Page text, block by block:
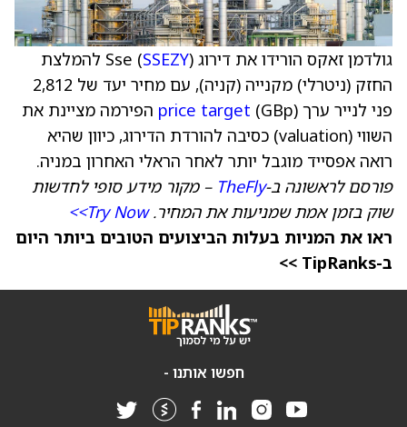
גולדמן זאקס הורידו את דירוג Sse ( SSEZY
) להמלצת
החזק (ניטרלי) מקנייה (קניה), עם מחיר יעד של 2,812
פני לנייר ערך (GBp)
price target הפירמה מציינת את
השווי (valuation) כסיבה להורדת הדירוג, כיוון שהיא
רואה אפסייד מוגבל יותר לאחר הראלי האחרון במניה.
פורסם לראשונה ב-TheFly – מקור מידע סופי לחדשות
שוק בזמן אמת שמניעות את המחיר.Try Now>>
ראו את המניות בעלות הביצועים הטובים ביותר היום
ב-TipRanks >>
חפשו אותנו -